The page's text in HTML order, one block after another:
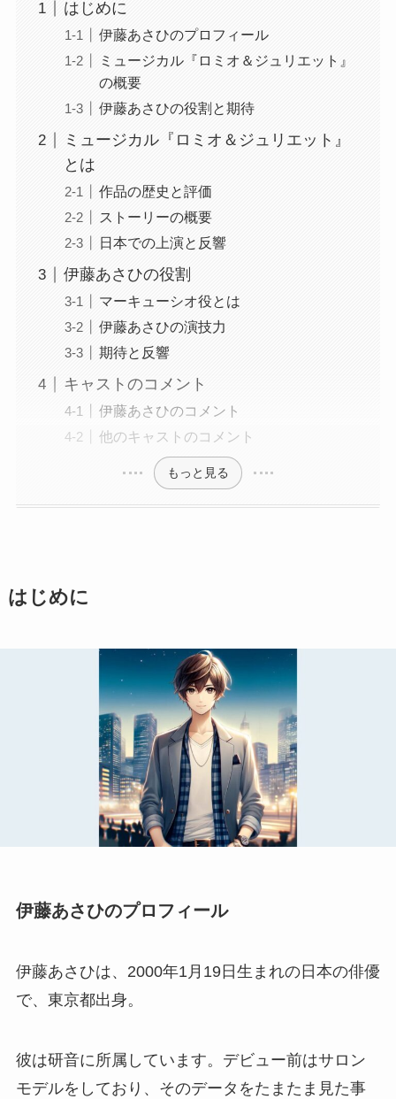
はじめに
伊藤あさひのプロフィール
ミュージカル『ロミオ＆ジュリエット』
の概要
伊藤あさひの役割と期待
ミュージカル『ロミオ＆ジュリエット』
とは
作品の歴史と評価
ストーリーの概要
日本での上演と反響
伊藤あさひの役割
マーキューシオ役とは
伊藤あさひの演技力
期待と反響
キャストのコメント
伊藤あさひのコメント
他のキャストのコメント
もっと見る
はじめに
伊藤あさひのプロフィール
伊藤あさひは、2000年1月19日生まれの日本の俳優
で、東京都出身。
彼は研音に所属しています。デビュー前はサロン
モデルをしており、そのデータをたまたま見た事